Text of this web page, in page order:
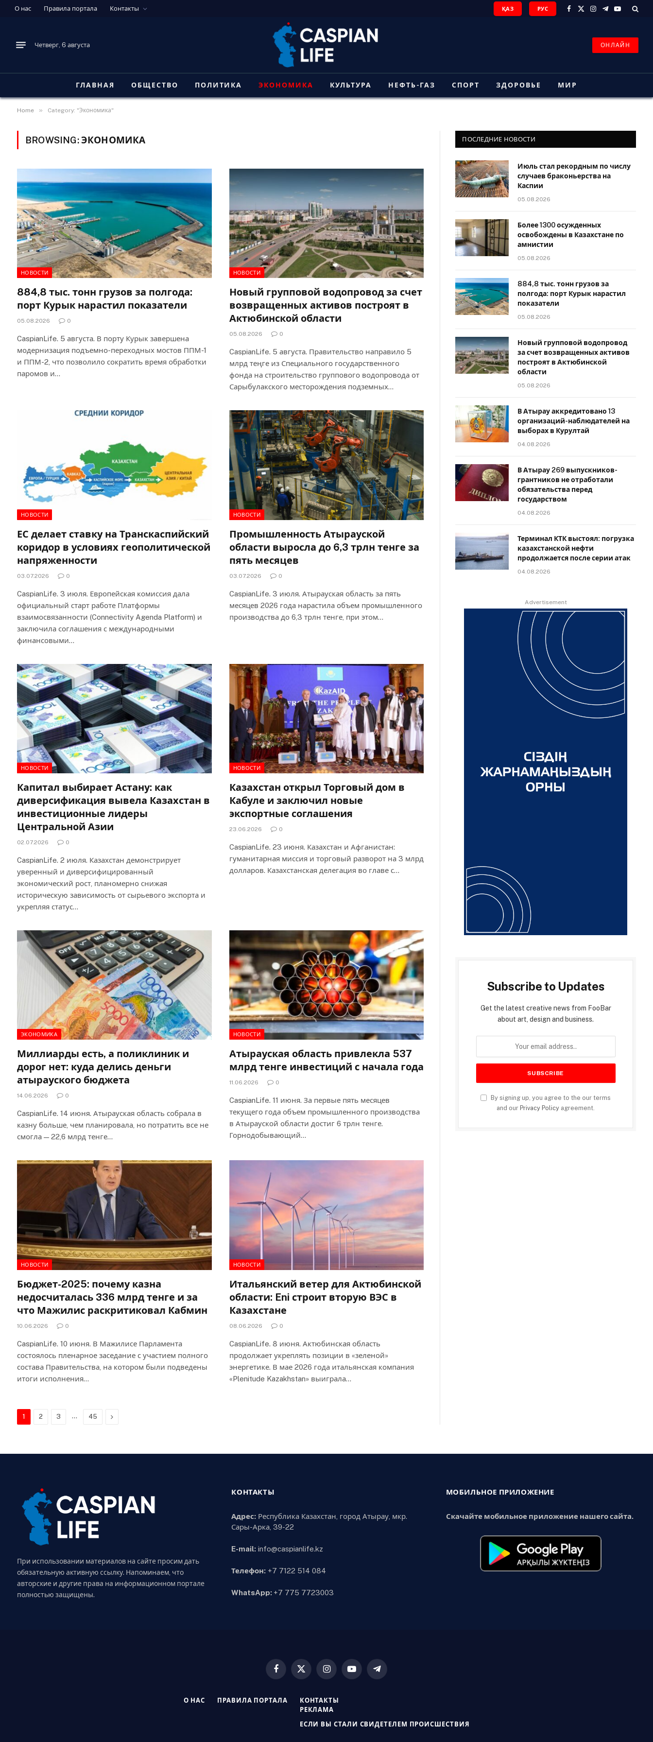
О нас Правила портала Контакты ҚАЗ РУС
Facebook
X
Instagram
Telegram
YouTube
Четверг, 6 августа ОНЛАЙН
ГЛАВНАЯ ОБЩЕСТВО ПОЛИТИКА ЭКОНОМИКА КУЛЬТУРА НЕФТЬ-ГАЗ СПОРТ ЗДОРОВЬЕ МИР
Home » Category: "Экономика"
BROWSING:ЭКОНОМИКА
НОВОСТИ
884,8 тыс. тонн грузов за полгода:
порт Курык нарастил показатели
05.08.2026 0
CaspianLife. 5 августа. В порту Курык завершена
модернизация подъемно-переходных мостов ППМ-1
и ППМ-2, что позволило сократить время обработки
паромов и…
НОВОСТИ
Новый групповой водопровод за счет
возвращенных активов построят в
Актюбинской области
05.08.2026 0
CaspianLife. 5 августа. Правительство направило 5
млрд теңге из Специального государственного
фонда на строительство группового водопровода от
Сарыбулакского месторождения подземных…
НОВОСТИ
ЕС делает ставку на Транскаспийский
коридор в условиях геополитической
напряженности
03.07.2026 0
CaspianLife. 3 июля. Европейская комиссия дала
официальный старт работе Платформы
взаимосвязанности (Connectivity Agenda Platform) и
заключила соглашения с международными
финансовыми…
НОВОСТИ
Промышленность Атырауской
области выросла до 6,3 трлн тенге за
пять месяцев
03.07.2026 0
CaspianLife. 3 июля. Атырауская область за пять
месяцев 2026 года нарастила объем промышленного
производства до 6,3 трлн тенге, при этом…
НОВОСТИ
Капитал выбирает Астану: как
диверсификация вывела Казахстан в
инвестиционные лидеры
Центральной Азии
02.07.2026 0
CaspianLife. 2 июля. Казахстан демонстрирует
уверенный и диверсифицированный
экономический рост, планомерно снижая
историческую зависимость от сырьевого экспорта и
укрепляя статус…
НОВОСТИ
Казахстан открыл Торговый дом в
Кабуле и заключил новые
экспортные соглашения
23.06.2026 0
CaspianLife. 23 июня. Казахстан и Афганистан:
гуманитарная миссия и торговый разворот на 3 млрд
долларов. Казахстанская делегация во главе с…
ЭКОНОМИКА
Миллиарды есть, а поликлиник и
дорог нет: куда делись деньги
атырауского бюджета
14.06.2026 0
CaspianLife. 14 июня. Атырауская область собрала в
казну больше, чем планировала, но потратить все не
смогла — 22,6 млрд тенге…
НОВОСТИ
Атырауская область привлекла 537
млрд тенге инвестиций с начала года
11.06.2026 0
CaspianLife. 11 июня. За первые пять месяцев
текущего года объем промышленного производства
в Атырауской области достиг 6 трлн тенге.
Горнодобывающий…
НОВОСТИ
Бюджет-2025: почему казна
недосчиталась 336 млрд тенге и за
что Мажилис раскритиковал Кабмин
10.06.2026 0
CaspianLife. 10 июня. В Мажилисе Парламента
состоялось пленарное заседание с участием полного
состава Правительства, на котором были подведены
итоги исполнения…
НОВОСТИ
Итальянский ветер для Актюбинской
области: Eni строит вторую ВЭС в
Казахстане
08.06.2026 0
CaspianLife. 8 июня. Актюбинская область
продолжает укреплять позиции в «зеленой»
энергетике. В мае 2026 года итальянская компания
«Plenitude Kazakhstan» выиграла…
1 2 3 … 45 Next
ПОСЛЕДНИЕ НОВОСТИ
Июль стал рекордным по числу
случаев браконьерства на
Каспии
05.08.2026
Более 1300 осужденных
освобождены в Казахстане по
амнистии
05.08.2026
884,8 тыс. тонн грузов за
полгода: порт Курык нарастил
показатели
05.08.2026
Новый групповой водопровод
за счет возвращенных активов
построят в Актюбинской
области
05.08.2026
В Атырау аккредитовано 13
организаций-наблюдателей на
выборах в Курултай
04.08.2026
В Атырау 269 выпускников-
грантников не отработали
обязательства перед
государством
04.08.2026
Терминал КТК выстоял: погрузка
казахстанской нефти
продолжается после серии атак
04.08.2026
Advertisement
Subscribe to Updates
Get the latest creative news from FooBar
about art, design and business.
By signing up, you agree to the our terms
and our Privacy Policy agreement.
При использовании материалов на сайте просим дать
обязательную активную ссылку. Напоминаем, что
авторские и другие права на информационном портале
полностью защищены.
КОНТАКТЫ
Адрес: Республика Казахстан, город Атырау, мкр.
Сары-Арка, 39-22
E-mail: info@caspianlife.kz
Телефон: +7 7122 514 084
WhatsApp: +7 775 7723003
МОБИЛЬНОЕ ПРИЛОЖЕНИЕ
Скачайте мобильное приложение нашего сайта.
Facebook
X
InstagramYouTubeTelegram
О НАС ПРАВИЛА ПОРТАЛА
КОНТАКТЫ
РЕКЛАМА
ЕСЛИ ВЫ СТАЛИ СВИДЕТЕЛЕМ ПРОИСШЕСТВИЯ